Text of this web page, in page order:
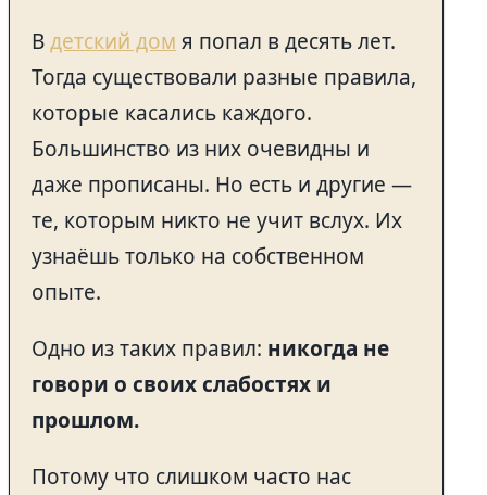
Вдетский дом я попал в десять лет.
Тогда существовали разные правила,
которые касались каждого.
Большинство из них очевидны и
даже прописаны. Но есть и другие —
те, которым никто не учит вслух. Их
узнаёшь только на собственном
опыте.
Одно из таких правил: никогда не
говори о своих слабостях и
прошлом.
Потому что слишком часто нас